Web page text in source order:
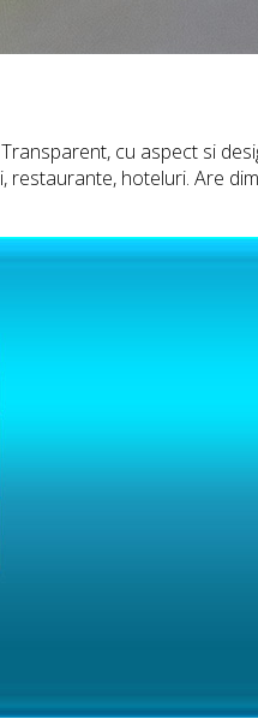
cu aspect si
hoteluri. Are